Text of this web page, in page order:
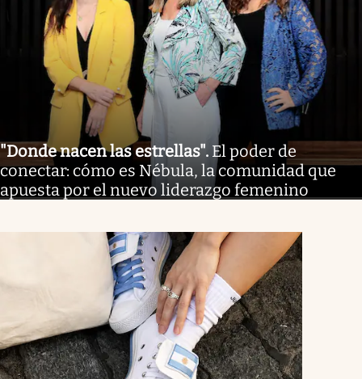
"Donde nacen las estrellas". El poder de
conectar: cómo es Nébula, la comunidad que
apuesta por el nuevo liderazgo femenino